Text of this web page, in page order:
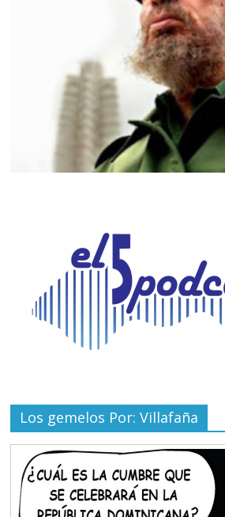
Los gemelos Por: Villafaña